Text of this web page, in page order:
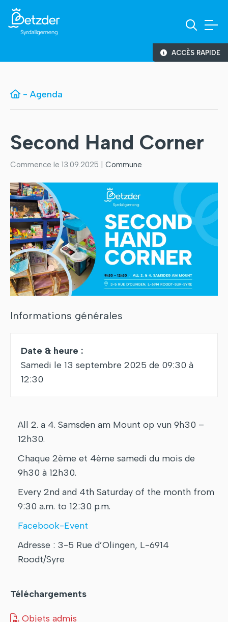
ACCÈS RAPIDE
- Agenda
Second Hand Corner
Commence le 13.09.2025 | Commune
Informations générales
Date & heure :
Samedi le 13 septembre 2025 de 09:30 à
12:30
All 2. a 4. Samsden am Mount op vun 9h30 –
12h30.
Chaque 2ème et 4ème samedi du mois de
9h30 à 12h30.
Every 2nd and 4th Saturday of the month from
9:30 a.m. to 12:30 p.m.
Facebook-Event
Adresse : 3-5 Rue d’Olingen, L-6914
Roodt/Syre
Téléchargements
Objets admis